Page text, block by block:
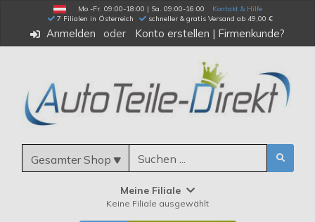
Mo.-Fr. 09:00-18:00 | Sa. 09:00-16:00
Kontakt & Hilfe
7 Filialen in Österreich
schneller & gratis Versand ab 49,00 €
Anmelden Konto erstellen | Firmenkunde?
Gesamter Shop
Meine Filiale
Keine Filiale ausgewählt